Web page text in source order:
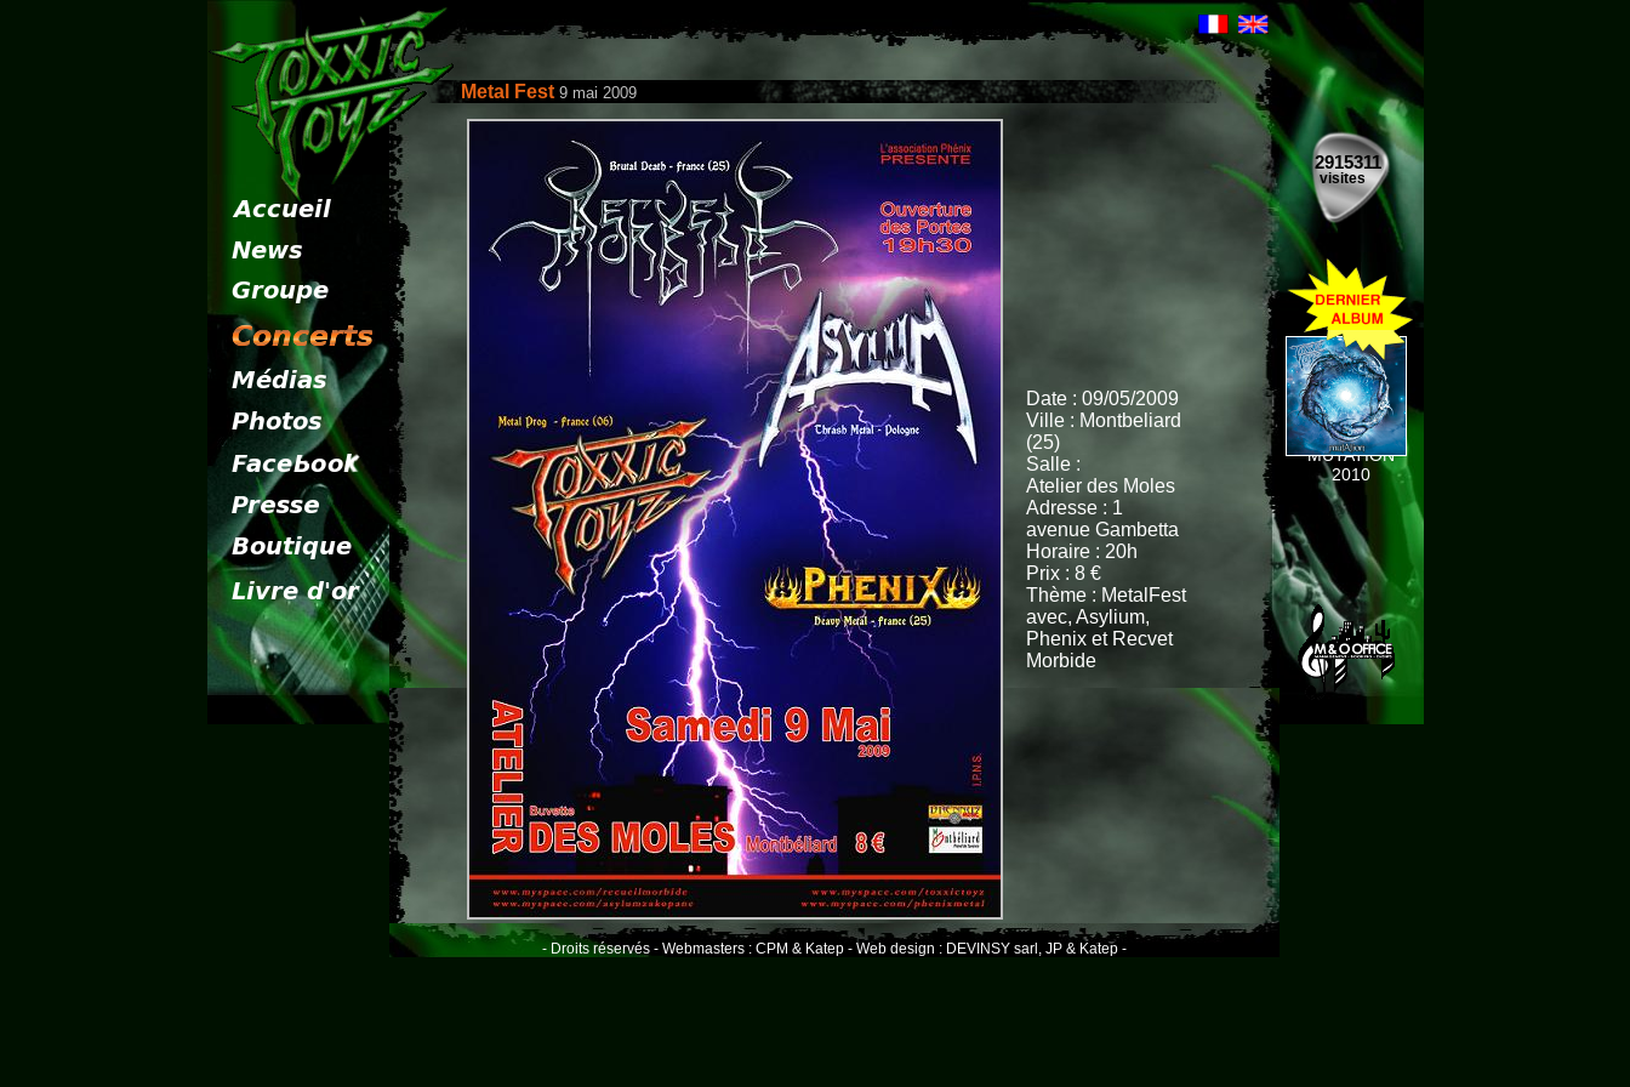
2915311
visites
MUTATION
2010
Metal Fest 9 mai 2009
Date : 09/05/2009
Ville : Montbeliard
(25)
Salle :
Atelier des Moles
Adresse : 1
avenue Gambetta
Horaire : 20h
Prix : 8 €
Thème : MetalFest
avec, Asylium,
Phenix et Recvet
Morbide
- Droits réservés - Webmasters : CPM & Katep - Web design : DEVINSY sarl, JP & Katep -